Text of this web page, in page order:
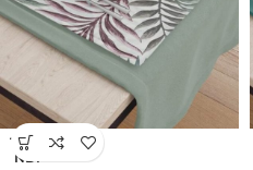
TÜKE
NDI